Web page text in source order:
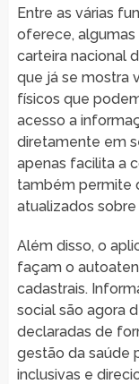
Entre as várias
oferece,
carteira nacional
que já se mostra
físicos que
acesso a
diretamente em
apenas facilita a
também permite
atualizados sobre
Além disso, o
façam o
cadastrais.
social são agora
declaradas de
gestão da saúde
inclusivas e